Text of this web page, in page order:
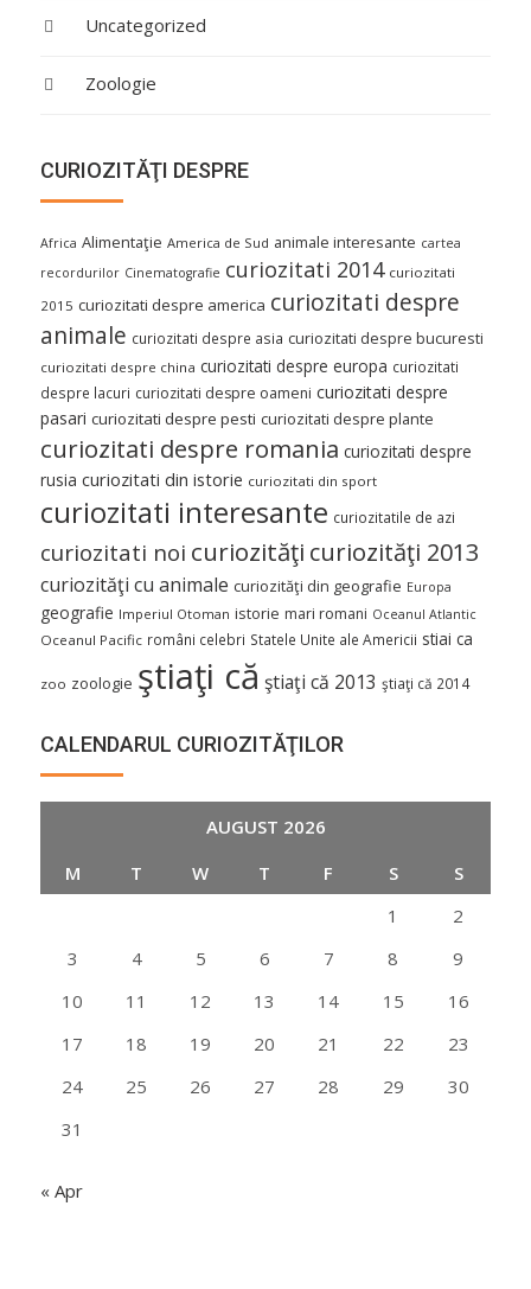
Uncategorized
Zoologie
CURIOZITĂŢI DESPRE
Africa Alimentaţie America de Sud animale interesante cartea
recordurilor Cinematografie curiozitati 2014 curiozitati
2015 curiozitati despre america curiozitati despre
animale curiozitati despre asia curiozitati despre bucuresti
curiozitati despre china curiozitati despre europa curiozitati
despre lacuri curiozitati despre oameni curiozitati despre
pasari curiozitati despre pesti curiozitati despre plante
curiozitati despre romania curiozitati despre
rusia curiozitati din istorie curiozitati din sport
curiozitati interesante curiozitatile de azi
curiozitati noi curiozităţi curiozităţi 2013
curiozităţi cu animale curiozităţi din geografie Europa
geografie Imperiul Otoman istorie mari romani Oceanul Atlantic
Oceanul Pacific români celebri Statele Unite ale Americii stiai ca
zoo zoologie ştiaţi că ştiaţi că 2013 ştiaţi că 2014
CALENDARUL CURIOZITĂŢILOR
AUGUST 2026
M
T W T F S
S
1
2
3
4 5 6 7 8
9
10
11 12 13 14 15
16
17
18 19 20 21 22
23
24
25 26 27 28 29
30
31
« Apr